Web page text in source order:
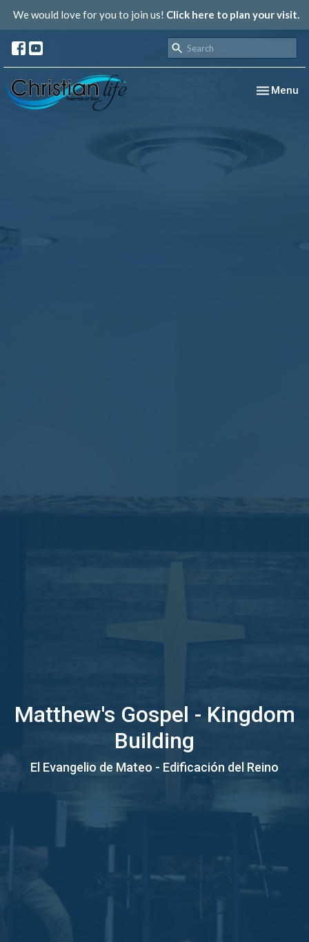
We would love for you to join us! Click here to plan your visit.
Toggle
Menu
Matthew's Gospel - Kingdom
Building
El Evangelio de Mateo - Edificación del Reino